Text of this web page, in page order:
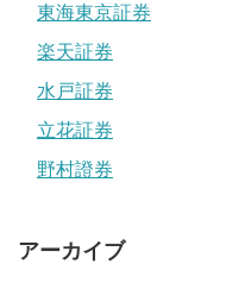
東海東京証券
楽天証券
水戸証券
立花証券
野村證券
アーカイブ